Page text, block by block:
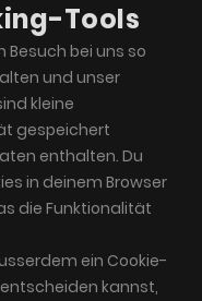
Tools
Besuch bei uns so
und unser
kleine
gespeichert
enthalten. Du
in deinem Browser
die Funktionalität
ein Cookie-
kannst,